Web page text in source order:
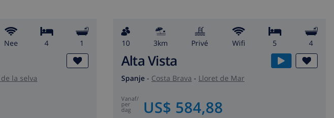
Nee 4 1
la selva
10 3km privé wifi 5 4
Alta Vista
Spanje - Costa Brava - Lloret de Mar
vanaf/
per
dag US$ 584,88